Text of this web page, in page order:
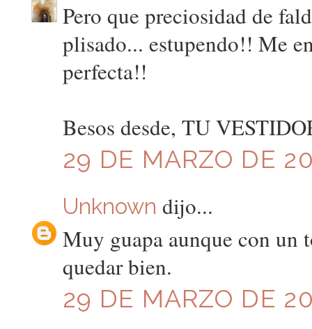
Pero que preciosidad de
plisado... estupendo!! Me
perfecta!!
Besos desde, TU
29 DE MARZO DE
Unknown dijo...
Muy guapa aunque con un
quedar bien.
29 DE MARZO DE